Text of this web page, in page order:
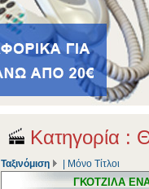
Κατηγορία :
Ταξινόμιση Μόνο Τίτλοι
ΓΚΟΤΖΙΛΑ